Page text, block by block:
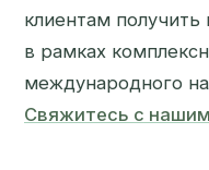
клиентам
в рамках
международного
Свяжитесь с